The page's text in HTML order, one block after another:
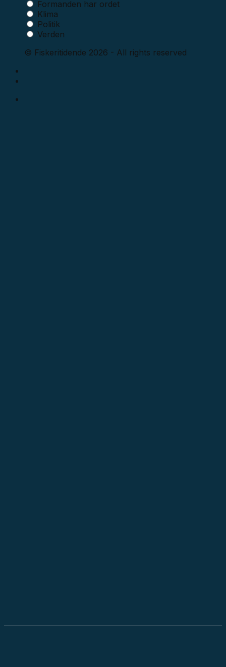
Formanden har ordet
Klima
Politik
Verden
© Fiskeritidende 2026 - All rights reserved